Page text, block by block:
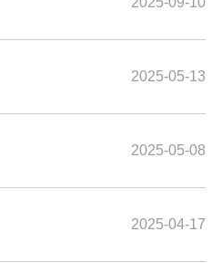
2025-05-13
2025-05-08
2025-04-17